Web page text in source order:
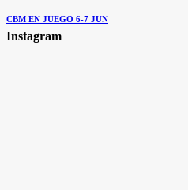
CBM EN JUEGO 6-7 JUN
Instagram